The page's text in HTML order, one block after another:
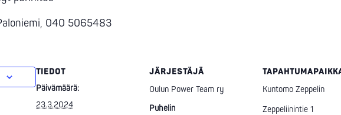
040 5065483
TIEDOT
Päivämäärä:
23.3.2024
JÄRJESTÄJÄ
Oulun Power Team ry
Puhelin
Kuntomo Zeppelin
Zeppeliinintie 1